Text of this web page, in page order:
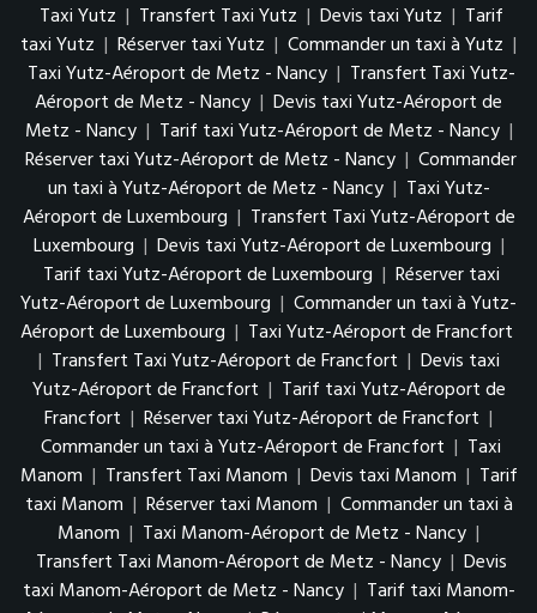
Taxi Yutz | Transfert Taxi Yutz | Devis taxi Yutz | Tarif
taxi Yutz | Réserver taxi Yutz | Commander un taxi à Yutz |
Taxi Yutz-Aéroport de Metz - Nancy | Transfert Taxi Yutz-
Aéroport de Metz - Nancy | Devis taxi Yutz-Aéroport de
Metz - Nancy | Tarif taxi Yutz-Aéroport de Metz - Nancy |
Réserver taxi Yutz-Aéroport de Metz - Nancy | Commander
un taxi à Yutz-Aéroport de Metz - Nancy | Taxi Yutz-
Aéroport de Luxembourg | Transfert Taxi Yutz-Aéroport de
Luxembourg | Devis taxi Yutz-Aéroport de Luxembourg |
Tarif taxi Yutz-Aéroport de Luxembourg | Réserver taxi
Yutz-Aéroport de Luxembourg | Commander un taxi à Yutz-
Aéroport de Luxembourg | Taxi Yutz-Aéroport de Francfort
| Transfert Taxi Yutz-Aéroport de Francfort | Devis taxi
Yutz-Aéroport de Francfort | Tarif taxi Yutz-Aéroport de
Francfort | Réserver taxi Yutz-Aéroport de Francfort |
Commander un taxi à Yutz-Aéroport de Francfort | Taxi
Manom | Transfert Taxi Manom | Devis taxi Manom | Tarif
taxi Manom | Réserver taxi Manom | Commander un taxi à
Manom | Taxi Manom-Aéroport de Metz - Nancy |
Transfert Taxi Manom-Aéroport de Metz - Nancy | Devis
taxi Manom-Aéroport de Metz - Nancy | Tarif taxi Manom-